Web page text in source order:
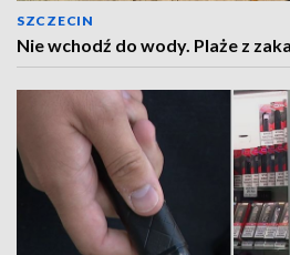
SZCZECIN
Nie wchodź do wody. Plaże z